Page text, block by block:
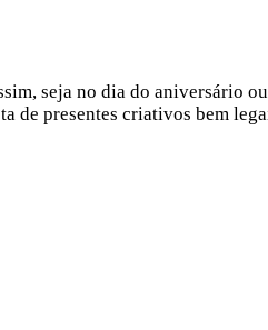
seja no dia do aniversário
de presentes criativos bem